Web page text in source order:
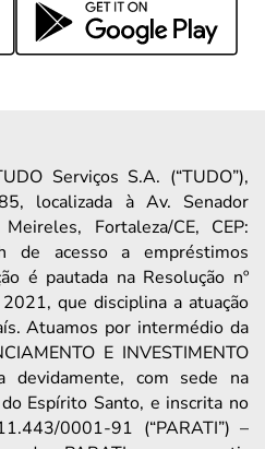
Serviços S.A. (“TUDO”),
localizada à Av. Senador
Fortaleza/CE, CEP:
de acesso a empréstimos
é pautada na Resolução nº
que disciplina a atuação
Atuamos por intermédio da
E INVESTIMENTO
devidamente, com sede na
Espírito Santo, e inscrita no
0001-91 (“PARATI”) –